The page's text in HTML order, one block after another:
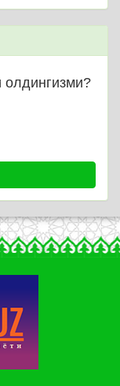
олдингизми?